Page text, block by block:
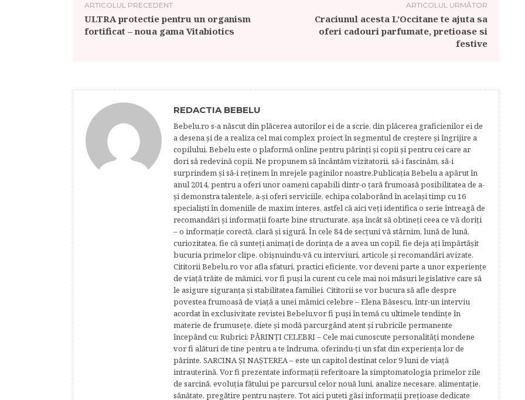
ARTICOLUL PRECEDENT
ULTRA protectie pentru un organism
fortificat – noua gama Vitabiotics
ARTICOLUL URMĂTOR
Craciunul acesta L’Occitane te ajuta sa
oferi cadouri parfumate, pretioase si
festive
REDACTIA BEBELU
Bebelu.ro s-a născut din plăcerea autorilor ei de a scrie, din plăcerea graficienilor ei de
a desena şi de a realiza cel mai complex proiect în segmentul de creştere şi îngrijire a
copilului. Bebelu este o plaformă online pentru părinţi şi copii şi pentru cei care ar
dori să redevină copii. Ne propunem să încântăm vizitatorii, să-i fascinăm, să-i
surprindem şi să-i reţinem în mrejele paginilor noastre.​ Publicația Bebelu a apărut în
anul 2014, pentru a oferi unor oameni capabili dintr-o ţară frumoasă posibilitatea de a-
şi demonstra talentele, a-şi oferi serviciile, echipa colaborând în acelaşi timp cu 16
specialişti în domeniile de maxim interes, astfel că aici veţi identifica o serie întreagă de
recomandări şi informaţii foarte bine structurate, aşa încât să obtineţi ceea ce vă doriţi
– o informaţie corectă, clară şi sigură. În cele 84 de secțuni vă stârnim, lună de lună,
curiozitatea, fie că sunteţi animaţi de dorinţa de a avea un copil, fie deja aţi împărtăşit
bucuria primelor clipe, obişnuindu-vă cu interviuri, articole şi recomandări avizate.
Cititorii Bebelu.ro vor afla sfaturi, practici eficiente, vor deveni parte a unor experienţe
de viaţă trăite de mămici, vor fi puşi la curent cu cele mai noi măsuri legislative care să
le asigure siguranţa şi stabilitatea familiei. Cititorii se vor bucura să afle despre
povestea frumoasă de viață a unei mămici celebre – Elena Băsescu, într-un interviu
acordat în exclusivitate revistei Bebelu,vor fi puşi în temă cu ultimele tendinţe în
materie de frumuseţe, diete şi modă parcurgând atent şi rubricile permanente
începând cu: Rubrici: PĂRINŢI CELEBRI – Cele mai cunoscute personalităţi mondene
vor fi alături de tine pentru a te îndruma, oferindu-ţi un sfat din experienţa lor de
părinte. SARCINA ŞI NAŞTEREA – este un capitol destinat celor 9 luni de viaţă
intrauterină. Vor fi prezentate informaţii referitoare la simptomatologia primelor zile
de sarcină, evoluţia fătului pe parcursul celor nouă luni, analize necesare, alimentaţie,
sănătate, pregătire pentru naştere. Tot aici puteti găsi informaţii preţioase dedicate